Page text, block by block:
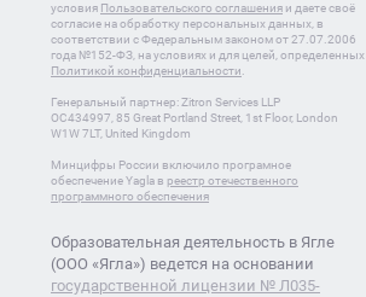
условия Пользовательского соглашения и даете своё
согласие на обработку персональных данных, в
соответствии с Федеральным законом от 27.07.2006
года №152-ФЗ, на условиях и для целей, определенных
Политикой конфиденциальности
Генеральный партнер: Zitron Services LLP
OC434997, 85 Great Portland Street, 1st Floor, London
W1W 7LT, United Kingdom
Минцифры России включило програмное
обеспечение Yagla в реестр отечественного
программного обеспечения
Образовательная деятельность в Ягле
(ООО «Ягла») ведется на основании
государственной лицензии № Л035-